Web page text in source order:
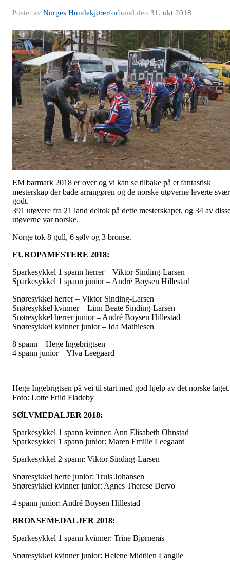
Postet av Norges Hundekjørerforbund den 31. okt 2018
EM barmark 2018 er over og vi kan se tilbake på et fantastisk
mesterskap der både arrangøren og de norske utøverne leverte
godt.
391 utøvere fra 21 land deltok på dette mesterskapet, og 34 av
utøverne var norske.
Norge tok 8 gull, 6 sølv og 3 bronse.
EUROPAMESTERE 2018:
Sparkesykkel 1 spann herrer – Viktor Sinding-Larsen
Sparkesykkel 1 spann junior – André Boysen Hillestad
Snøresykkel herrer – Viktor Sinding-Larsen
Snøresykkel kvinner – Linn Beate Sinding-Larsen
Snøresykkel herrer junior – André Boysen Hillestad
Snøresykkel kvinner junior – Ida Mathiesen
8 spann – Hege Ingebrigtsen
4 spann junior – Ylva Leegaard
Hege Ingebrigtsen på vei til start med god hjelp av det norske laget.
Foto: Lotte Friid Fladeby
SØLVMEDALJER 2018:
Sparkesykkel 1 spann kvinner: Ann Elisabeth Ohnstad
Sparkesykkel 1 spann junior: Maren Emilie Leegaard
Sparkesykkel 2 spann: Viktor Sinding-Larsen
Snøresykkel herre junior: Truls Johansen
Snøresykkel kvinner junior: Agnes Therese Dervo
4 spann junior: André Boysen Hillestad
BRONSEMEDALJER 2018:
Sparkesykkel 1 spann kvinner: Trine Bjørnerås
Snøresykkel kvinner junior: Helene Midtlien Langlie